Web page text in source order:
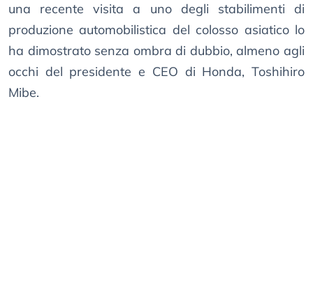
una recente visita a uno degli stabilimenti di
produzione automobilistica del colosso asiatico lo
ha dimostrato senza ombra di dubbio, almeno agli
occhi del presidente e CEO di Honda, Toshihiro
Mibe.